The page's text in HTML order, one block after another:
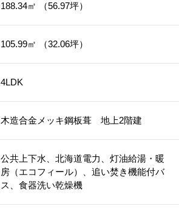
188.34㎡ （56.97坪）
105.99㎡ （32.06坪）
4LDK
木造合金メッキ鋼板葺 地上2階建
公共上下水、北海道電力、灯油給湯・暖
房（エコフィール）、追い焚き機能付バ
ス、食器洗い乾燥機